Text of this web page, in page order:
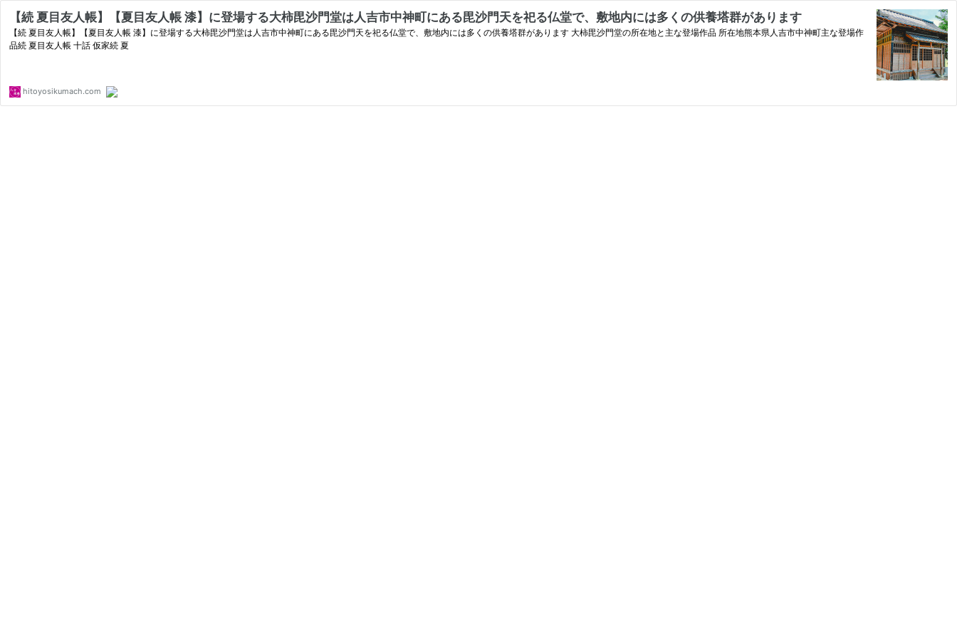
【続 夏目友人帳】【夏目友人帳 漆】に登場する大柿毘沙門堂は人吉市中神町にある毘沙門天を祀る仏堂で、敷地内には多くの供養塔群があります
【続 夏目友人帳】【夏目友人帳 漆】に登場する大柿毘沙門堂は人吉市中神町にある毘沙門天を祀る仏堂で、敷地内には多くの供養塔群があります 大柿毘沙門堂の所在地と主な登場作品 所在地熊本県人吉市中神町主な登場作
品続 夏目友人帳 十話 仮家続 夏
hitoyosikumach.com